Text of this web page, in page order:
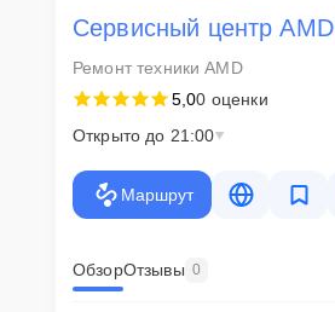
Сервисный центр AMD
Ремонт техники AMD
5,00 оценки
Открыто до 21:00
Маршрут
ОбзорОтзывы 0